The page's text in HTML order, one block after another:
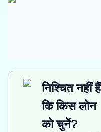
निश्चित नहीं हैं
कि किस लोन
को चुनें?